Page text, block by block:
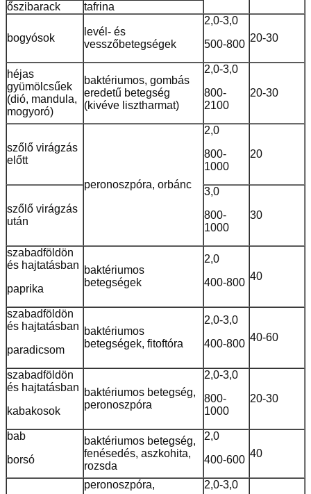
őszibarack tafrina
bogyósok
levél- és
vesszőbetegségek
2,0-3,0
500-800
20-30
héjas
gyümölcsűek
(dió, mandula,
mogyoró)
baktériumos, gombás
eredetű betegség
(kivéve lisztharmat)
2,0-3,0
800-
2100
20-30
szőlő virágzás
előtt
peronoszpóra, orbánc
2,0
800-
1000
20
szőlő virágzás
után
3,0
800-
1000
30
szabadföldön
és hajtatásban
paprika
baktériumos
betegségek
2,0
400-800
40
szabadföldön
és hajtatásban
paradicsom
baktériumos
betegségek, fitoftóra
2,0-3,0
400-800
40-60
szabadföldön
és hajtatásban
kabakosok
baktériumos betegség,
peronoszpóra
2,0-3,0
800-
1000
20-30
bab
borsó
baktériumos betegség,
fenésedés, aszkohita,
rozsda
2,0
400-600
40
peronoszpóra,
2,0-3,0